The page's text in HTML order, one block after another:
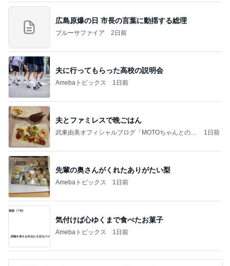
広島原爆の日 市長の言葉に動揺する総理
ブルーサファイア 2日前
夫に行ってもらった高校の説明会
Amebaトピックス 1日前
夫とファミレスで晩ごはん
武東由美オフィシャルブログ「MOTOちゃんとのは
1日前
先輩の奥さんがくれたありがたい梨
Amebaトピックス 1日前
気付けば心ゆくまで食べたお菓子
Amebaトピックス 1日前